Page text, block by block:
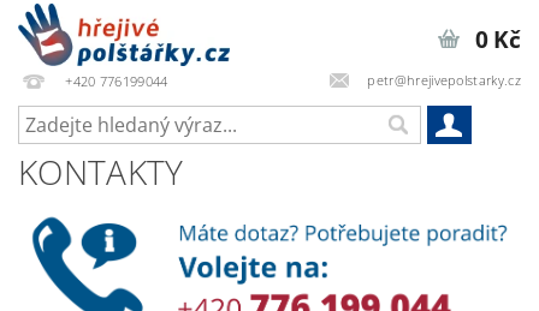
+420 776199044 petr@hrejivepolstarky.cz
0 Kč
KONTAKTY